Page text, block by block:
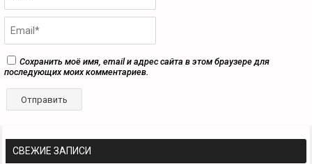
СВЕЖИЕ ЗАПИСИ
Сохранить моё имя, email и адрес сайта в этом браузере для
последующих моих комментариев.